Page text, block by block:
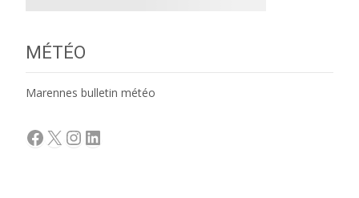
MÉTÉO
Marennes bulletin météo
Facebook
X Instagram
LinkedIn